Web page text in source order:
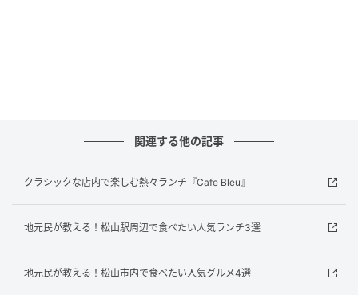
店内の少し離れた奥の個室にはなんとキッズスペース
までありました。近くを通ると小さなお子さんやお母
ん連れでも利用しやすそうな印象。店員さんに確認し
とでした。利用したい方は事前の予約がおすすめで
関連する他の記事
クラシックな店内で楽しむ熱々ランチ『Cafe Bleu』
地元民が教える！松山駅周辺で食べたい人気ランチ3選
地元民が教える！松山市内で食べたい人気グルメ4選